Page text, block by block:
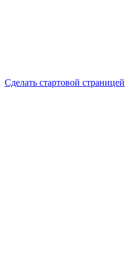
Сделать стартовой страницей